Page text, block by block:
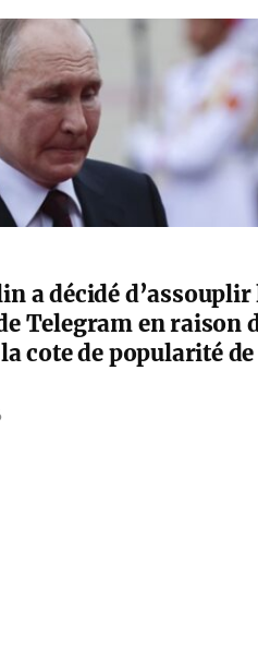
a décidé d’assouplir
Telegram en raison
cote de popularité de